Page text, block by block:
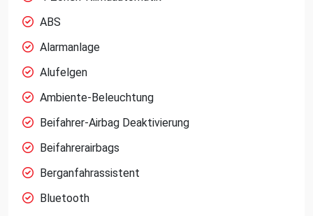
ABS
Alarmanlage
Alufelgen
Ambiente-Beleuchtung
Beifahrer-Airbag Deaktivierung
Beifahrerairbags
Berganfahrassistent
Bluetooth